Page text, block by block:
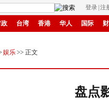
登录 注
政 台湾 香港 华人 国际
娱乐>> 正文
盘点